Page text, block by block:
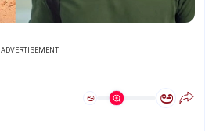
ADVERTISEMENT
ಅ ಅ